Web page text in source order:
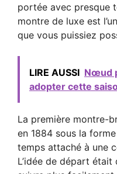
portée avec presque
montre de luxe est
que vous puissiez
LIRE AUSSI Nœud
adopter cette
La première montre-
en 1884 sous la
temps attaché à une
L’idée de départ